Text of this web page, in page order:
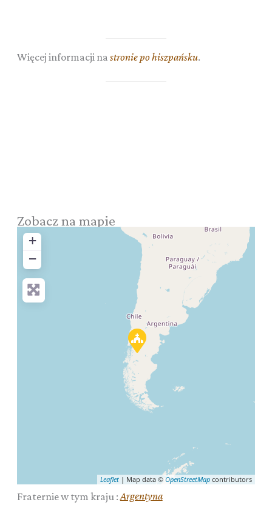
Więcej informacji na stronie po hiszpańsku.
Zobacz na mapie
+
−
Leaflet | Map data ©OpenStreetMap contributors
Fraternie w tym kraju :Argentyna